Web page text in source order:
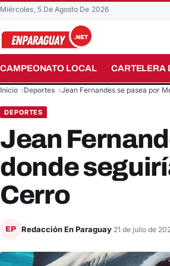
Miércoles, 5 De Agosto De 2026
CAMPEONATO LOCAL CARTELERA
Buscar en el sitio
Inicio Deportes Jean Fernandes se pasea por
DEPORTES
Jean
donde
Cerro
EP Redacción En Paraguay 21 de julio de